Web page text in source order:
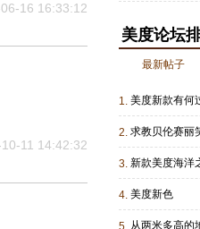
16 16:33:12
11 14:42:32
美度论坛
最新帖子
1. 美度新款有何
2. 求教贝伦赛丽
3. 新款美度海洋
4. 美度新色
5.